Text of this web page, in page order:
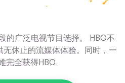
的广泛电视节目选择。 HBO不
无休止的流媒体体验。同时，一
完全获得HBO.